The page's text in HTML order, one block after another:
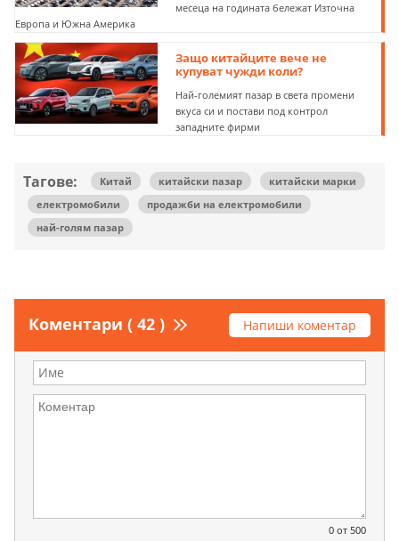
месеца на годината бележат Източна
Европа и Южна Америка
Защо китайците вече не
купуват чужди коли?
Най-големият пазар в света промени
вкуса си и постави под контрол
западните фирми
Тагове: Китай китайски пазар
китайски марки
електромобили
продажби на електромобили
най-голям пазар
Коментари ( 42 ) Напиши коментар
0 от 500